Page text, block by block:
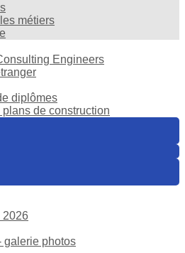
métiers
Engineers
diplômes
de construction
2026
galerie photos